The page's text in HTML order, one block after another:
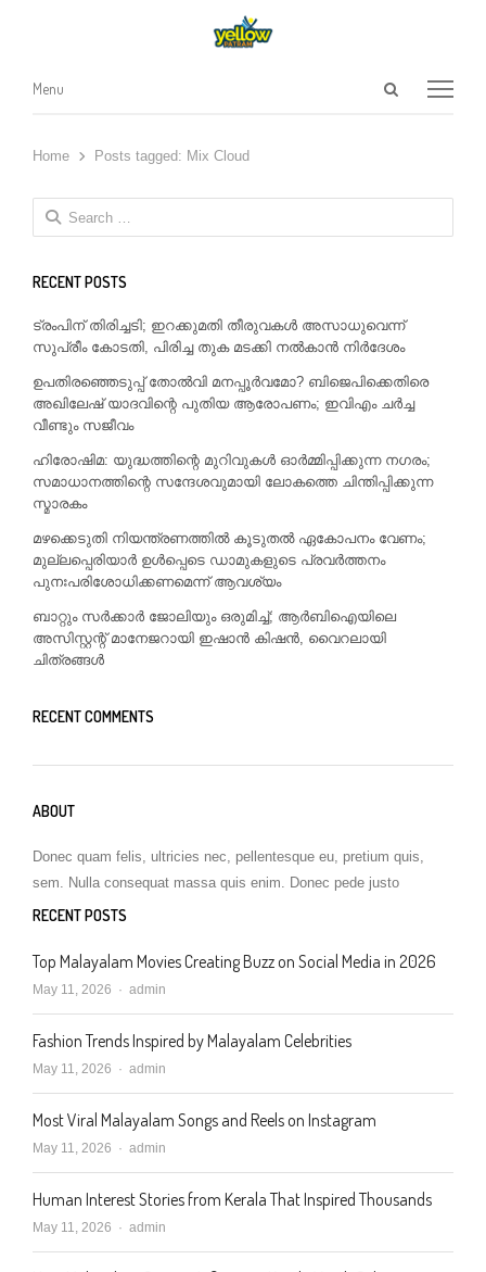
Open
Menu
Menu
Home Posts tagged: Mix Cloud
Search
for:
RECENT POSTS
ട്രംപിന് തിരിച്ചടി; ഇറക്കുമതി തീരുവകൾ അസാധുവെന്ന്
സുപ്രീം കോടതി, പിരിച്ച തുക മടക്കി നൽകാൻ നിർദേശം
ഉപതിരഞ്ഞെടുപ്പ് തോൽവി മനപ്പൂർവമോ? ബിജെപിക്കെതിരെ
അഖിലേഷ് യാദവിന്റെ പുതിയ ആരോപണം; ഇവിഎം ചർച്ച
വീണ്ടും സജീവം
ഹിരോഷിമ: യുദ്ധത്തിന്റെ മുറിവുകൾ ഓർമ്മിപ്പിക്കുന്ന നഗരം;
സമാധാനത്തിന്റെ സന്ദേശവുമായി ലോകത്തെ ചിന്തിപ്പിക്കുന്ന
സ്മാരകം
മഴക്കെടുതി നിയന്ത്രണത്തിൽ കൂടുതൽ ഏകോപനം വേണം;
മുല്ലപ്പെരിയാർ ഉൾപ്പെടെ ഡാമുകളുടെ പ്രവർത്തനം
പുനഃപരിശോധിക്കണമെന്ന് ആവശ്യം
ബാറ്റും സർക്കാർ ജോലിയും ഒരുമിച്ച്; ആർബിഐയിലെ
അസിസ്റ്റന്റ് മാനേജറായി ഇഷാൻ കിഷൻ, വൈറലായി
ചിത്രങ്ങൾ
RECENT COMMENTS
ABOUT
Donec quam felis, ultricies nec, pellentesque eu, pretium quis,
sem. Nulla consequat massa quis enim. Donec pede justo
RECENT POSTS
Top Malayalam Movies Creating Buzz on Social Media in 2026
May 11, 2026 Author
admin
Fashion Trends Inspired by Malayalam Celebrities
May 11, 2026 Author
admin
Most Viral Malayalam Songs and Reels on Instagram
May 11, 2026 Author
admin
Human Interest Stories from Kerala That Inspired Thousands
May 11, 2026 Author
admin